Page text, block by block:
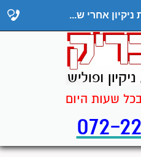
אחרי ש...
שעות היום
072-